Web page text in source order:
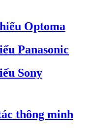
Optoma
Panasonic
Sony
thông minh